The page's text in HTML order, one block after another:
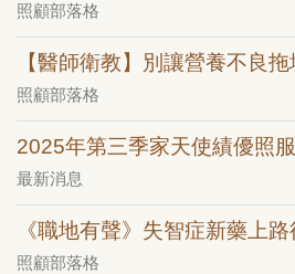
照顧部落格
【醫師衛教】別讓營養不良
照顧部落格
2025年第三季家天使績優照
最新消息
《職地有聲》失智症新藥上
照顧部落格